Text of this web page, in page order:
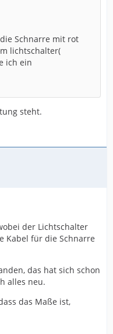
Schnarre mit rot
lichtschalter(
ich ein
steht.
der Lichtschalter
Kabel für die Schnarre
das hat sich schon
alles neu.
das Maße ist,